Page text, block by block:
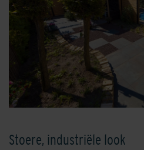
Stoere, industriële look